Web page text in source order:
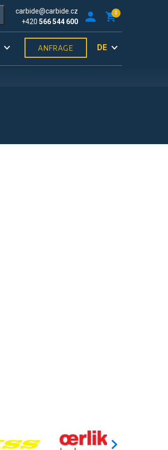
carbide@carbide.cz
+420 566 544 600
0
ANFRAGE DE